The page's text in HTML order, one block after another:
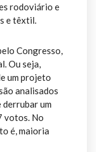
rodoviário e
e têxtil.
Congresso,
Ou seja,
um projeto
analisados
derrubar um
votos. No
é, maioria